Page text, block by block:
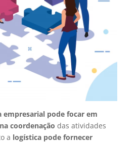
empresarial pode focar em
coordenação das atividades
a logística pode fornecer